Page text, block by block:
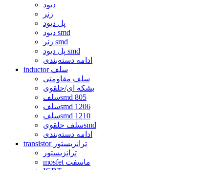
دیود
زنر
پل دیود
دیود smd
زنر smd
پل دیود smd
ادامه دسته‌بندی
inductor سلف
سلف مقاومتی
بشکه ای/حلقوی
سلفsmd 805
سلفsmd 1206
سلفsmd 1210
سلف حلقویsmd
ادامه دسته‌بندی
transistor ترانزیستور
ترانزیستور
mosfet ماسفت